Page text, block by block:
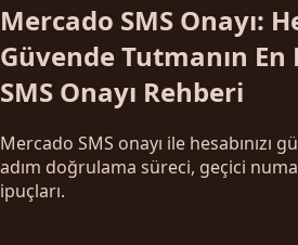
Mercado SMS Onayı:
Güvende Tutmanın En
SMS Onayı Rehberi
Mercado SMS onayı ile hesabınızı
adım doğrulama süreci, geçici
ipuçları.